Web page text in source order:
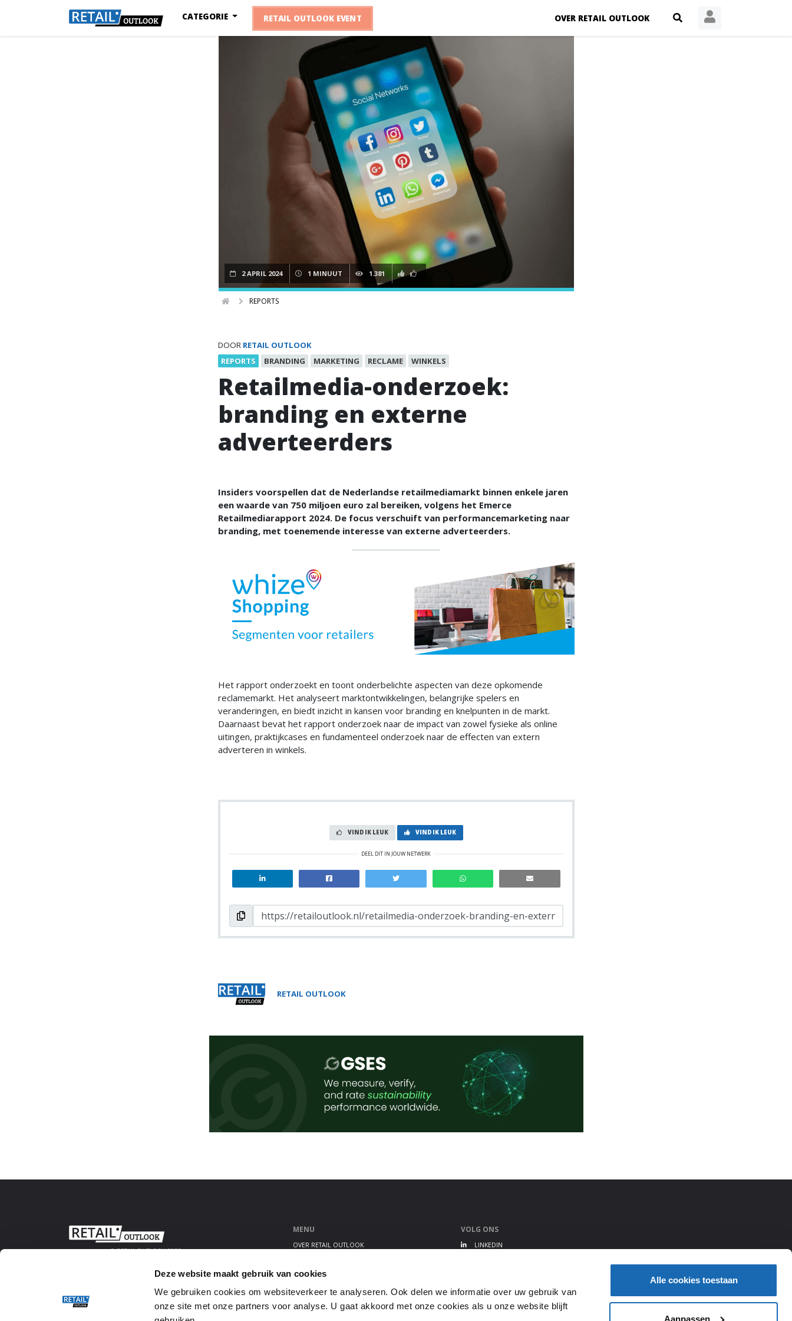
Deze website maakt gebruik van cookies
We gebruiken cookies om websiteverkeer te analyseren. Ook delen we informatie over uw gebruik van
onze site met onze partners voor analyse. U gaat akkoord met onze cookies als u onze website blijft
Alle cookies toestaan
Aanpassen
OVER RETAIL OUTLOOK
CATEGORIE RETAIL OUTLOOK EVENT
2 APRIL 2024 1 MINUUT 1.381
REPORTS
DOOR RETAIL OUTLOOK
REPORTS
BRANDING MARKETING RECLAME WINKELS
Retailmedia-onderzoek:
branding en externe
adverteerders
Insiders voorspellen dat de Nederlandse retailmediamarkt binnen enkele jaren
een waarde van 750 miljoen euro zal bereiken, volgens het Emerce
Retailmediarapport 2024. De focus verschuift van performancemarketing naar
branding, met toenemende interesse van externe adverteerders.
Het rapport onderzoekt en toont onderbelichte aspecten van deze opkomende
reclamemarkt. Het analyseert marktontwikkelingen, belangrijke spelers en
veranderingen, en biedt inzicht in kansen voor branding en knelpunten in de markt.
Daarnaast bevat het rapport onderzoek naar de impact van zowel fysieke als online
uitingen, praktijkcases en fundamenteel onderzoek naar de effecten van extern
adverteren in winkels.
VIND IK LEUK VIND IK LEUK
DEEL DIT IN JOUW NETWERK
RETAIL OUTLOOK
© RETAIL OUTLOOK 2020
MENU
OVER RETAIL OUTLOOK
ALGEMENE VOORWAARDEN
GEBRUIKERSVOORWAARDEN
DISCLAIMER
VOLG ONS
LINKEDIN